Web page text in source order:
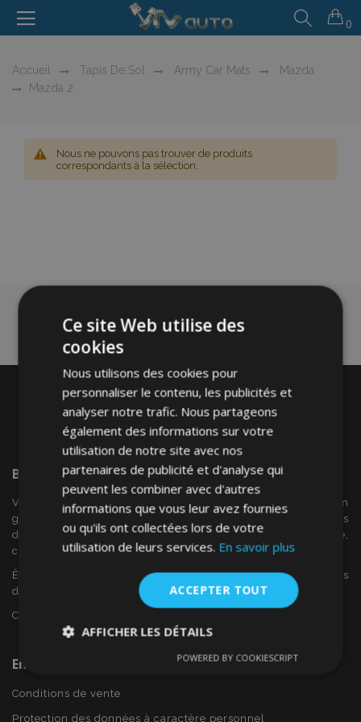
0
Accueil Tapis De Sol Army Car Mats
Mazda
Mazda 2
Nous ne pouvons pas trouver de produits
correspondants à la sélection.
Bienvenue SurVTVAuto
VTV voiture est un détaillant européen et fournisseur en
gros d'accessoires automobiles tels que:. les enjoliveurs, les
déflecteurs de vent, housses de siège, tapis de voiture,
couvertures de chrome et cadres ...
Êtes-vous intéressé par dropshipping ou voulez-vous
devenir notre partenaire?
Contactez-nous dès aujourd'hui!
En Savoir Plus Sur VTVAuto
Conditions de vente
Protection des données à caractère personnel
Ce site Web utilise des
cookies
Nous utilisons des cookies pour
personnaliser le contenu, les publicités et
analyser notre trafic. Nous partageons
également des informations sur votre
utilisation de notre site avec nos
partenaires de publicité et d'analyse qui
peuvent les combiner avec d'autres
informations que vous leur avez fournies
ou qu'ils ont collectées lors de votre
utilisation de leurs services. En savoir plus
ACCEPTER TOUT
AFFICHER LES DÉTAILS
Performance Ciblage
POWERED BY COOKIESCRIPT